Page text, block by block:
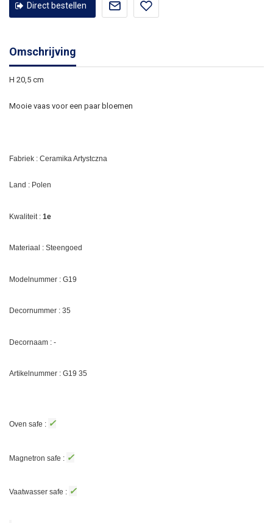
Direct bestellen
Omschrijving
H 20,5 cm
Mooie vaas voor een paar bloemen
Fabriek : Ceramika Artystczna
Land : Polen
Kwaliteit : 1e
Materiaal : Steengoed
Modelnummer : G19
Decornummer : 35
Decornaam : -
Artikelnummer : G19 35
Oven safe : ✓
Magnetron safe : ✓
Vaatwasser safe : ✓